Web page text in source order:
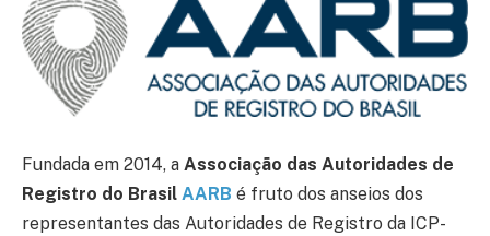
Fundada em 2014, a Associação das Autoridades de
Registro do Brasil AARB é fruto dos anseios dos
representantes das Autoridades de Registro da ICP-